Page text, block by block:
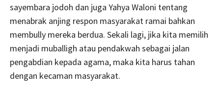
sayembara jodoh dan juga Yahya Waloni tentang
menabrak anjing respon masyarakat ramai bahkan
membully mereka berdua. Sekali lagi, jika kita memilih
menjadi muballigh atau pendakwah sebagai jalan
pengabdian kepada agama, maka kita harus tahan
dengan kecaman masyarakat.